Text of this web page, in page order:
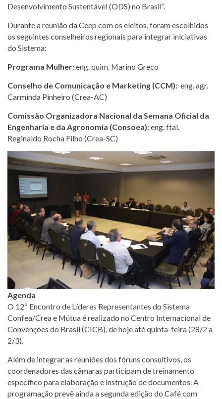
Desenvolvimento Sustentável (ODS) no Brasil”.
Durante a reunião da Ceep com os eleitos, foram escolhidos
os seguintes conselheiros regionais para integrar iniciativas
do Sistema:
Programa Mulher:eng. quim. Marino Greco
Conselho de Comunicação e Marketing (CCM): eng. agr.
Carminda Pinheiro (Crea-AC)
Comissão Organizadora Nacional da Semana Oficial da
Engenharia e da Agronomia (Consoea):eng. ftal.
Reginaldo Rocha Filho (Crea-SC)
Agenda
O 12º Encontro de Líderes Representantes do Sistema
Confea/Crea e Mútua é realizado no Centro Internacional de
Convenções do Brasil (CICB), de hoje até quinta-feira (28/2 a
2/3).
Além de integrar as reuniões dos fóruns consultivos, os
coordenadores das câmaras participam de treinamento
específico para elaboração e instrução de documentos. A
programação prevê ainda a segunda edição do Café com